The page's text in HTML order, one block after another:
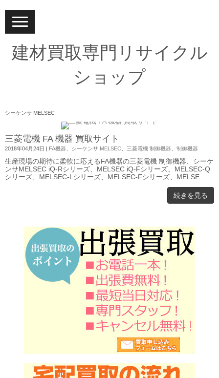
N
a
v
g
a
建材買取専門リサイクル
ショップ
シーケンサ MELSEC
三菱電機 FA 機器 買取サイト
2018年04月24日 | FA機器 シーケンサ MELSEC 三菱電機 制御機器 制御機器
生産現場の期待に柔軟に応えるFA機器の三菱電機 制御機器、シーケ
ンサMELSEC iQ-Rシリーズ、MELSEC iQ-Fシリーズ、MELSEC-Q
シリーズ、MELSEC-Lシリーズ、MELSEC-Fシリーズ、MELSE ...
続きを見る